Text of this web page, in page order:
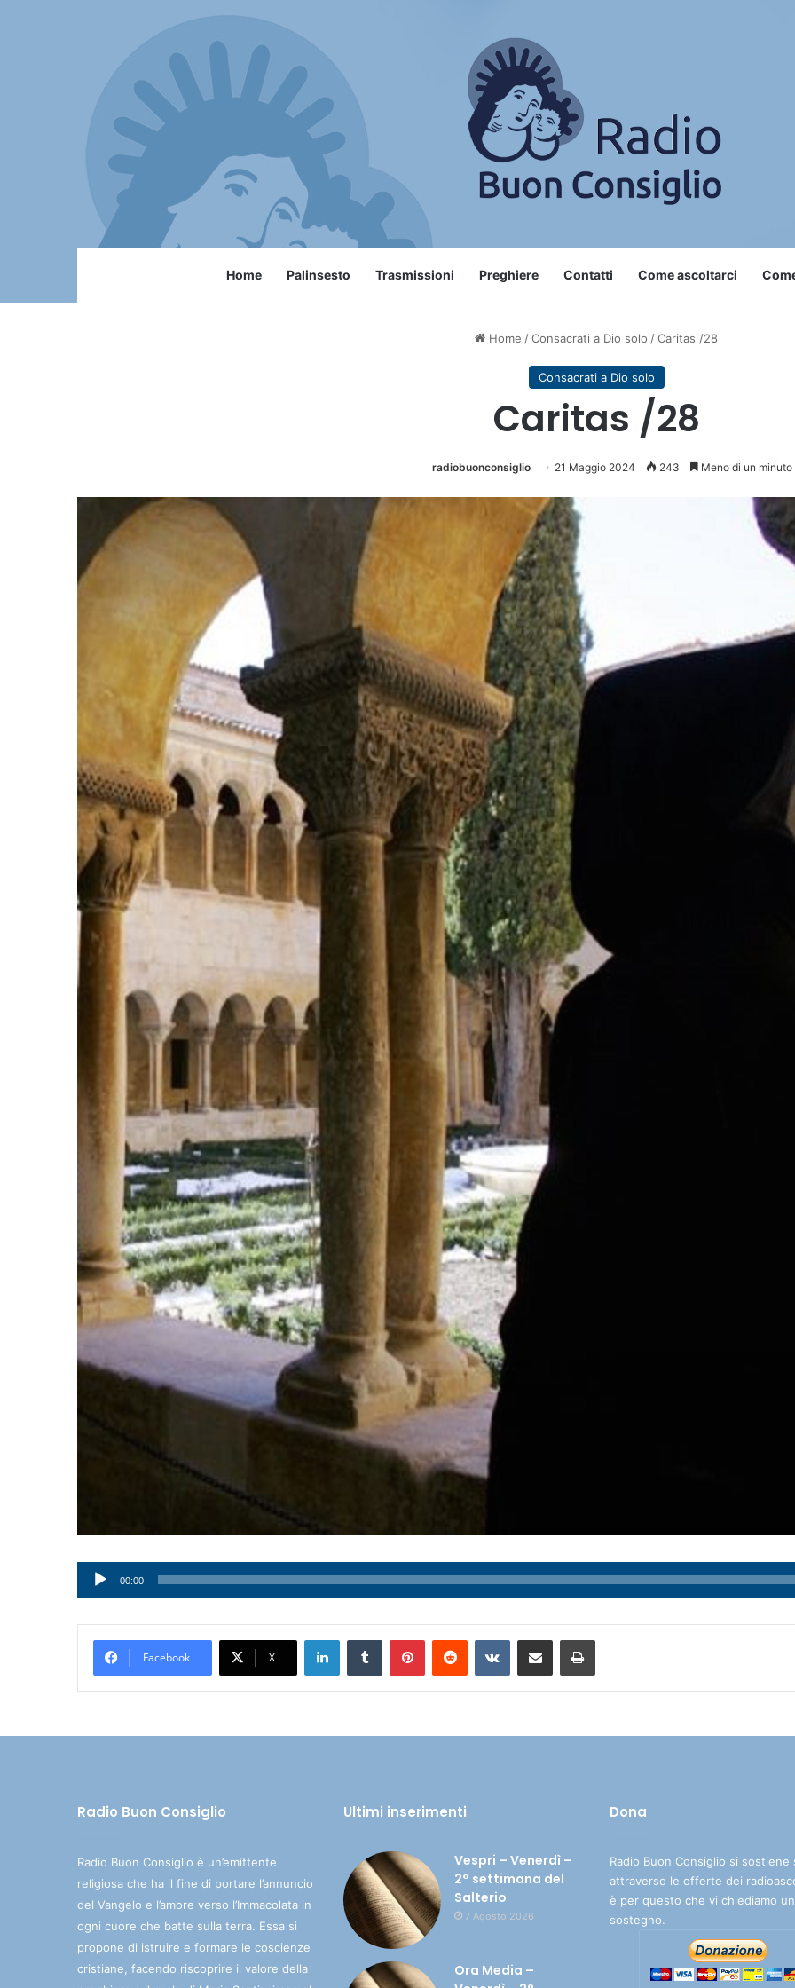
Home Palinsesto Trasmissioni Preghiere Contatti Come ascoltarci
Home /Consacrati a Dio solo /Caritas /28
Consacrati a Dio solo
Caritas /28
radiobuonconsiglio 21 Maggio 2024 243 Meno di un minuto
Audio
Player
00:00
Facebook X
Radio Buon Consiglio
Radio Buon Consiglio è un’emittente
religiosa che ha il fine di portare l’annuncio
del Vangelo e l’amore verso l’Immacolata in
ogni cuore che batte sulla terra. Essa si
propone di istruire e formare le coscienze
cristiane, facendo riscoprire il valore della
Ultimi inserimenti
Vespri – Venerdì –
2° settimana del
Salterio
7 Agosto 2026
Ora Media –
Dona
Radio Buon Consiglio si sostiene
attraverso le offerte dei
è per questo che vi chiediamo un
sostegno.